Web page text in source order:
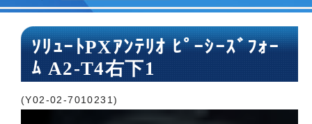
トップページ
ネット販売ページ
歯科関連機器
ｿﾘｭｰﾄPXｱﾝﾃﾘｵ ﾋﾟｰｼｰｽﾞﾌｫｰ
ﾑ A2-T4右下1
(Y02-02-7010231)